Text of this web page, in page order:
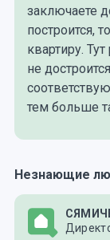
заключаете
построится,
квартиру.
не
тем больше
Незнающие